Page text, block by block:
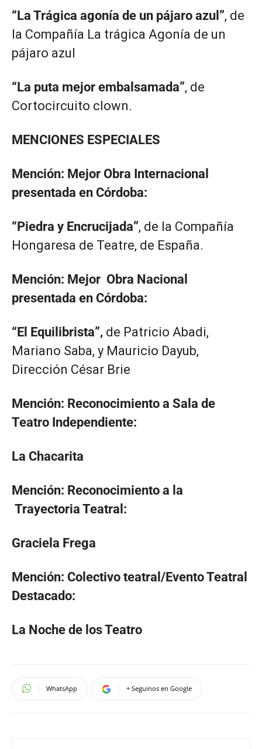
“La Trágica agonía de un pájaro azul”, de
la Compañía La trágica Agonía de un
pájaro azul
“La puta mejor embalsamada”, de
Cortocircuito clown.
MENCIONES ESPECIALES
Mención: Mejor Obra Internacional
presentada en Córdoba:
“Piedra y Encrucijada”, de la Compañía
Hongaresa de Teatre, de España.
Mención: Mejor Obra Nacional
presentada en Córdoba:
“El Equilibrista”, de Patricio Abadi,
Mariano Saba, y Mauricio Dayub,
Dirección César Brie
Mención: Reconocimiento a Sala de
Teatro Independiente:
La Chacarita
Mención: Reconocimiento a la
Trayectoria Teatral:
Graciela Frega
Mención: Colectivo teatral/Evento Teatral
Destacado:
La Noche de los Teatro
WhatsApp + Seguinos en Google